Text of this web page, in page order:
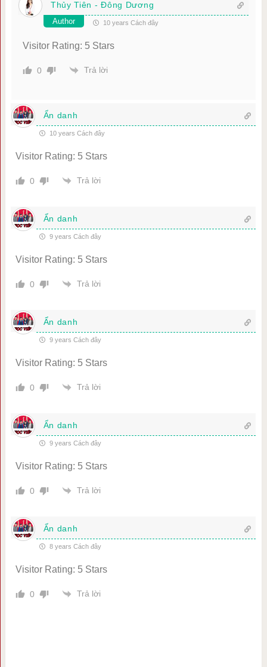
Thủy Tiên - Đông Dương
Author 10 years Cách đây
Visitor Rating: 5 Stars
0 Trả lời
Ẩn danh
10 years Cách đây
Visitor Rating: 5 Stars
0 Trả lời
Ẩn danh
9 years Cách đây
Visitor Rating: 5 Stars
0 Trả lời
Ẩn danh
9 years Cách đây
Visitor Rating: 5 Stars
0 Trả lời
Ẩn danh
9 years Cách đây
Visitor Rating: 5 Stars
0 Trả lời
Ẩn danh
8 years Cách đây
Visitor Rating: 5 Stars
0 Trả lời